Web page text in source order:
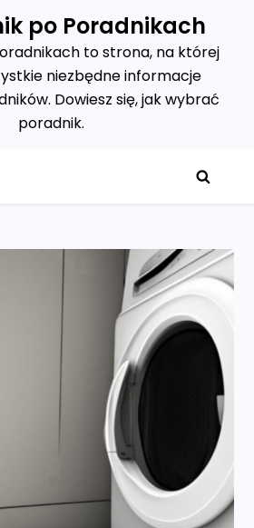
po Poradnikach
to strona, na której
niezbędne informacje
Dowiesz się, jak wybrać
poradnik.